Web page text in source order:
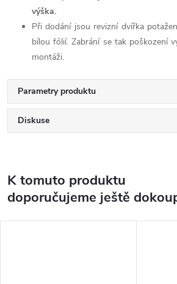
výška.
Při dodání jsou revizní dvířka
bílou fólií. Zabrání se tak poškození
montáži.
Parametry produktu
Diskuse
K tomuto produktu
doporučujeme ještě